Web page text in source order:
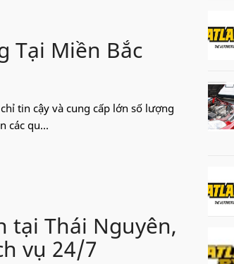
Tại Miền Bắc
tin cậy và cung cấp lớn số lượng
các qu...
tại Thái Nguyên,
vụ 24/7